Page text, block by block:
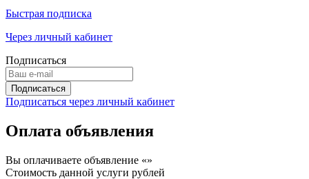
Быстрая подписка
Через личный кабинет
Подписаться
Подписаться через личный кабинет
Оплата объявления
Вы оплачиваете объявление «»
Стоимость данной услуги рублей